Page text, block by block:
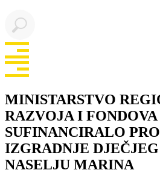
MINISTARSTVO
RAZVOJA I FONDOVA
SUFINANCIRALO
IZGRADNJE
NASELJU MARINA